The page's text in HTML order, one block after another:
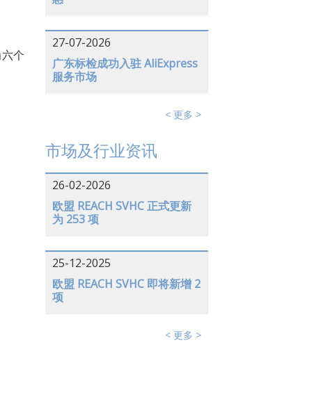
个
27-07-2026
广东标检成功入驻 AliExpress
服务市场
< 更多 >
市场及行业资讯
26-02-2026
欧盟 REACH SVHC 正式更新
为 253 项
25-12-2025
欧盟 REACH SVHC 即将新增 2
项
< 更多 >